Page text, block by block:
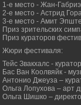
1-е место - Жан-
2-е место - Астрид
3-е место - Амит
Приз зрительских
Приз кураторов
Жюри фестиваля:
Тейс Звакхалс -
Бас Ван Коолвяйк -
Антонио Джеуза –
Ольга Лопухова – арт
Ольга Шишко –